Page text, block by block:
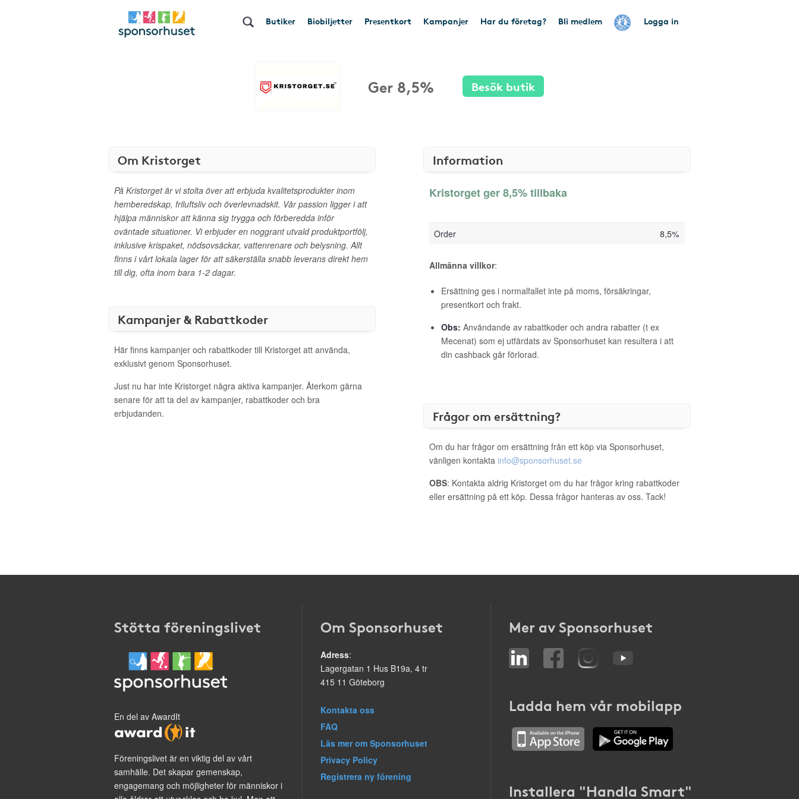
Butiker Biobiljetter Presentkort Kampanjer Har du företag? Bli medlem Logga in
Ger 8,5% Besök butik
Om Kristorget
På Kristorget är vi stolta över att erbjuda kvalitetsprodukter inom
hemberedskap, friluftsliv och överlevnadskit. Vår passion ligger i att
hjälpa människor att känna sig trygga och förberedda inför
oväntade situationer. Vi erbjuder en noggrant utvald produktportfölj,
inklusive krispaket, nödsovsäckar, vattenrenare och belysning. Allt
finns i vårt lokala lager för att säkerställa snabb leverans direkt hem
till dig, ofta inom bara 1-2 dagar.
Kampanjer & Rabattkoder
Här finns kampanjer och rabattkoder till Kristorget att använda,
exklusivt genom Sponsorhuset.
Just nu har inte Kristorget några aktiva kampanjer. Återkom gärna
senare för att ta del av kampanjer, rabattkoder och bra
erbjudanden.
Information
Kristorget ger 8,5% tillbaka
Order 8,5%
Allmänna villkor:
Ersättning ges i normalfallet inte på moms, försäkringar,
presentkort och frakt.
Obs: Användande av rabattkoder och andra rabatter (t ex
Mecenat) som ej utfärdats av Sponsorhuset kan resultera i att
din cashback går förlorad.
Frågor om ersättning?
Om du har frågor om ersättning från ett köp via Sponsorhuset,
vänligen kontakta info@sponsorhuset.se
OBS: Kontakta aldrig Kristorget om du har frågor kring rabattkoder
eller ersättning på ett köp. Dessa frågor hanteras av oss. Tack!
Stötta föreningslivet
En del av AwardIt
Föreningslivet är en viktig del av vårt
samhälle. Det skapar gemenskap,
engagemang och möjligheter för människor i
Om Sponsorhuset
Adress:
Lagergatan 1 Hus B19a, 4 tr
415 11 Göteborg
Kontakta oss
FAQ
Läs mer om Sponsorhuset
Privacy Policy
Registrera ny förening
Mer av Sponsorhuset
Ladda hem vår mobilapp
Installera "Handla Smart"